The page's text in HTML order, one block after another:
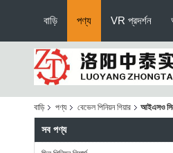
বাড়ি পণ্য VR প্রদর্শন
বাড়ি পণ্য বেভেল পিনিয়ন গিয়ার আইএসও
সব পণ্য